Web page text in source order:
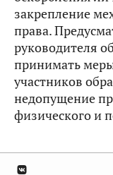
закрепление
права.
руководителя
принимать
участников
недопущение
физического и